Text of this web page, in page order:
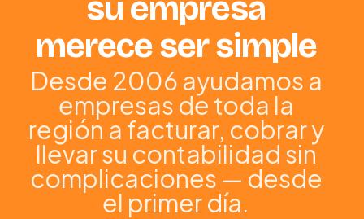
su empresa
merece ser simple
Desde 2006 ayudamos a
empresas de toda la
región a facturar, cobrar y
llevar su contabilidad sin
complicaciones — desde
el primer día.